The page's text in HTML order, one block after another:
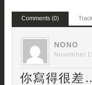
Comments (0)
NONO
November
你寫得很差